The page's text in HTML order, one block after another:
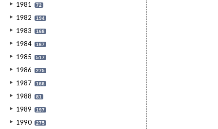
1981 72
1982 194
1983 168
1984 167
1985 517
1986 275
1987 166
1988 81
1989 197
1990 275